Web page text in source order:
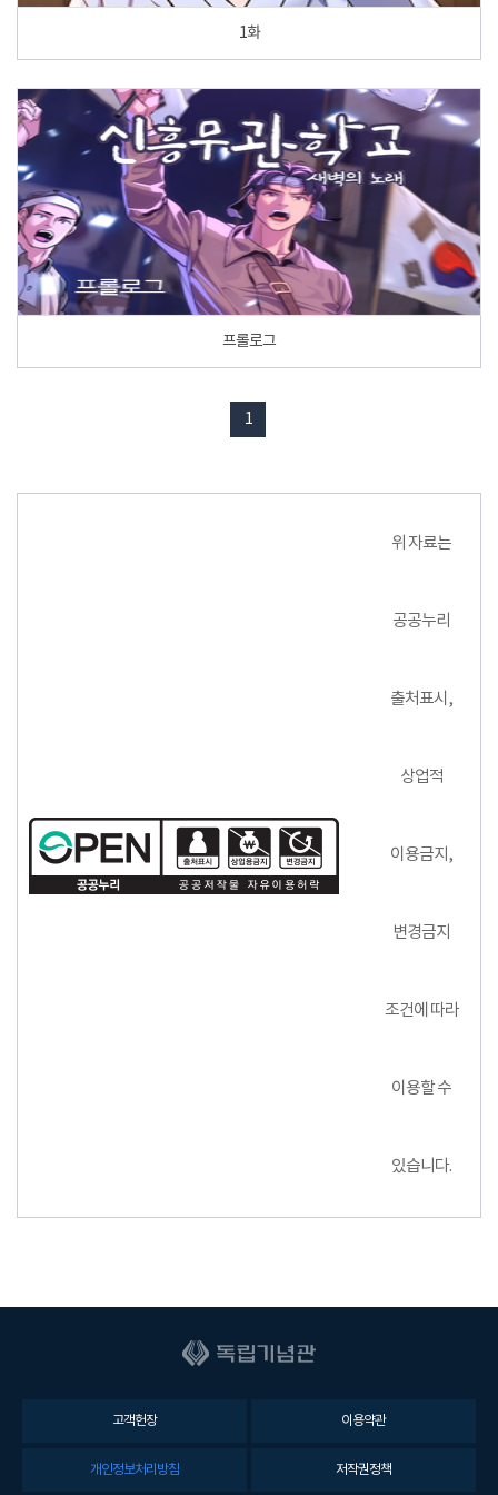
1화
프롤로그
1
위 자료는
공공누리
출처표시,
상업적
이용금지,
변경금지
조건에 따라
이용할 수
있습니다.
고객헌장 이용약관
개인정보처리방침 저작권정책